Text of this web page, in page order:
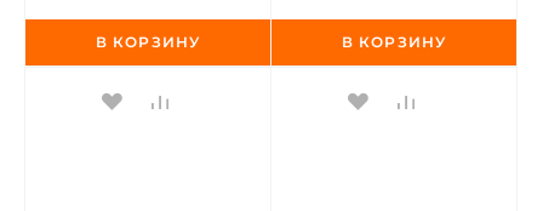
В КОРЗИНУ В КОРЗИНУ